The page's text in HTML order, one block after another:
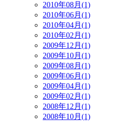
2010年08月(1)
2010年06月(1)
2010年04月(1)
2010年02月(1)
2009年12月(1)
2009年10月(1)
2009年08月(1)
2009年06月(1)
2009年04月(1)
2009年02月(1)
2008年12月(1)
2008年10月(1)